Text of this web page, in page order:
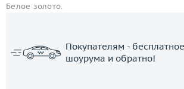
Белое золото.
Покупателям -
шоурума и обратно!